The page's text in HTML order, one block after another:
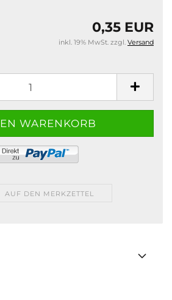
0,35 EUR
inkl. 19% MwSt. zzgl. Versand
AUF DEN MERKZETTEL